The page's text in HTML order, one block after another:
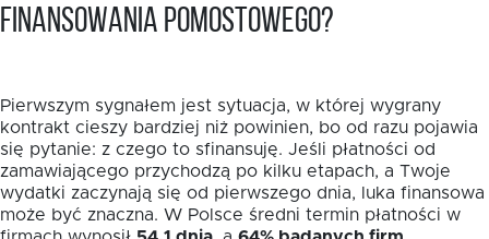
finansowania pomostowego?
Pierwszym sygnałem jest sytuacja, w której wygrany
kontrakt cieszy bardziej niż powinien, bo od razu pojawia
się pytanie: z czego to sfinansuję. Jeśli płatności od
zamawiającego przychodzą po kilku etapach, a Twoje
wydatki zaczynają się od pierwszego dnia, luka finansowa
może być znaczna. W Polsce średni termin płatności w